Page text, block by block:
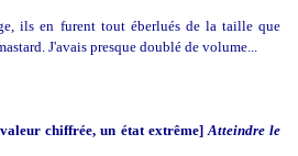
ils en furent tout éberlués de la taille que
J'avais presque doublé de volume...
chiffrée, un état extrême]Atteindre le